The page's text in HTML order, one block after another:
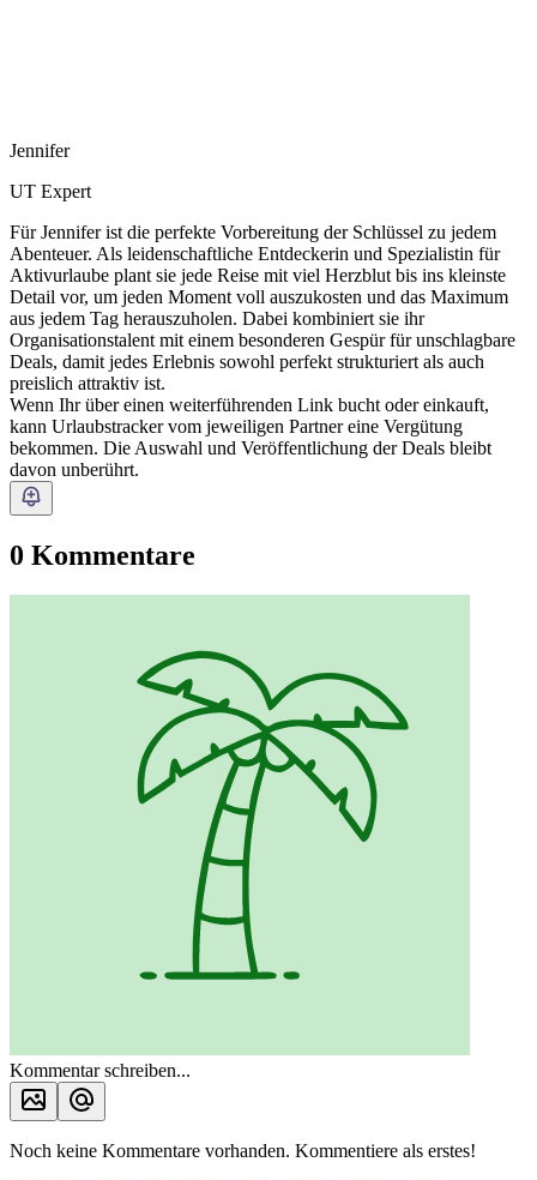
Jennifer
UT Expert
Für Jennifer ist die perfekte Vorbereitung der Schlüssel zu jedem
Abenteuer. Als leidenschaftliche Entdeckerin und Spezialistin für
Aktivurlaube plant sie jede Reise mit viel Herzblut bis ins kleinste
Detail vor, um jeden Moment voll auszukosten und das Maximum
aus jedem Tag herauszuholen. Dabei kombiniert sie ihr
Organisationstalent mit einem besonderen Gespür für unschlagbare
Deals, damit jedes Erlebnis sowohl perfekt strukturiert als auch
preislich attraktiv ist.
Wenn Ihr über einen weiterführenden Link bucht oder einkauft,
kann Urlaubstracker vom jeweiligen Partner eine Vergütung
bekommen. Die Auswahl und Veröffentlichung der Deals bleibt
davon unberührt.
0 Kommentare
Kommentar schreiben...
Noch keine Kommentare vorhanden. Kommentiere als erstes!